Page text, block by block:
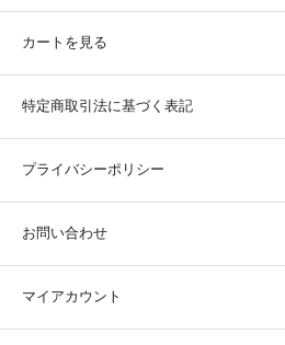
カートを見る
特定商取引法に基づく表記
プライバシーポリシー
お問い合わせ
マイアカウント